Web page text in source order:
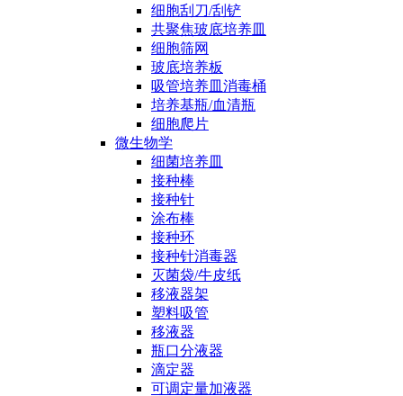
细胞刮刀/刮铲
共聚焦玻底培养皿
细胞筛网
玻底培养板
吸管培养皿消毒桶
培养基瓶/血清瓶
细胞爬片
微生物学
细菌培养皿
接种棒
接种针
涂布棒
接种环
接种针消毒器
灭菌袋/牛皮纸
移液器架
塑料吸管
移液器
瓶口分液器
滴定器
可调定量加液器